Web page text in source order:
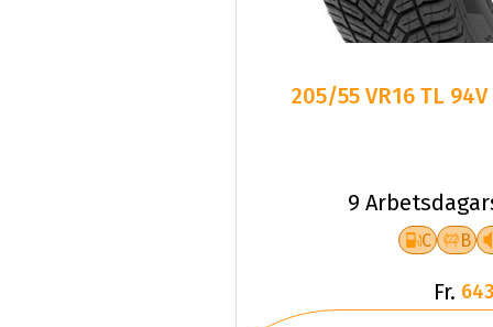
205/55 VR16 TL 94V
9
C B
Fr.